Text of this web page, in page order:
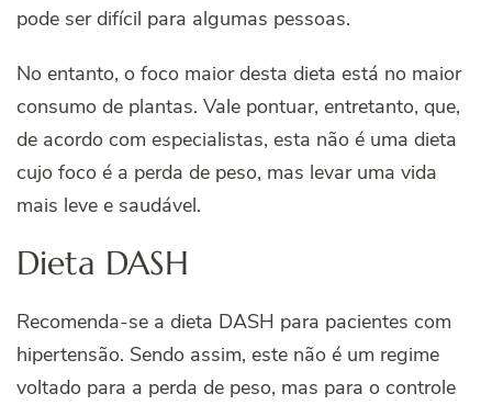
pode ser difícil para algumas pessoas.
No entanto, o foco maior desta dieta está no maior
consumo de plantas. Vale pontuar, entretanto, que,
de acordo com especialistas, esta não é uma dieta
cujo foco é a perda de peso, mas levar uma vida
mais leve e saudável.
Dieta DASH
Recomenda-se a dieta DASH para pacientes com
hipertensão. Sendo assim, este não é um regime
voltado para a perda de peso, mas para o controle